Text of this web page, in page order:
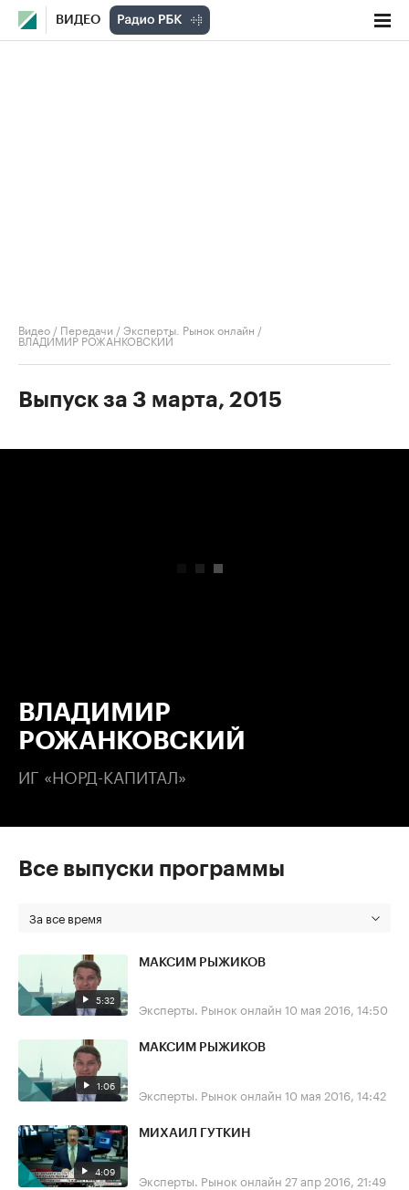
ВИДЕО
Видео / Передачи /Эксперты. Рынок онлайн /
ВЛАДИМИР РОЖАНКОВСКИЙ
Выпуск за 3 марта, 2015
ВЛАДИМИР
РОЖАНКОВСКИЙ
ИГ «НОРД-КАПИТАЛ»
Все выпуски программы
За все время
5:32
МАКСИМ РЫЖИКОВ
Эксперты. Рынок онлайн 10 мая 2016, 14:50
1:06
МАКСИМ РЫЖИКОВ
Эксперты. Рынок онлайн 10 мая 2016, 14:42
4:09
МИХАИЛ ГУТКИН
Эксперты. Рынок онлайн 27 апр 2016, 21:49